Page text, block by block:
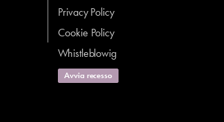
Privacy Policy
Cookie Policy
Whistleblowig
Avvia recesso